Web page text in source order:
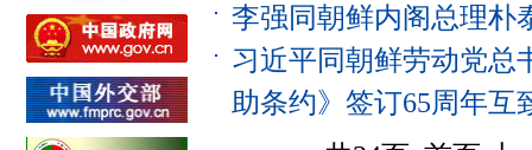
李强同朝鲜内阁总理朴
习近平同朝鲜劳动党总
助条约》签订65周年互